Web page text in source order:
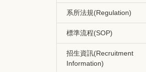
系所法規(Regulation)
標準流程(SOP)
招生資訊(Recruitment
Information)